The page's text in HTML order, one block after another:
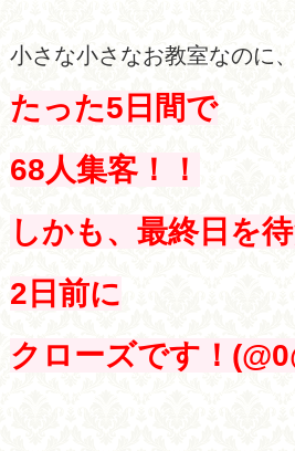
小さな小さなお教室なのに、
たった5日間で
68人集客！！
しかも、最終日を
2日前に
クローズです！